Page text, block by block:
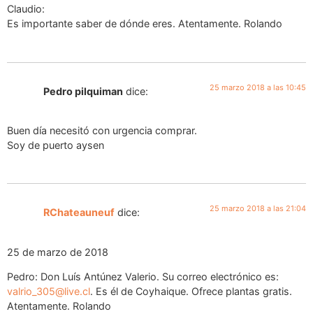
Claudio:
Es importante saber de dónde eres. Atentamente. Rolando
Pedro pilquiman dice: 25 marzo 2018 a las 10:45
Buen día necesitó con urgencia comprar.
Soy de puerto aysen
RChateauneuf dice: 25 marzo 2018 a las 21:04
25 de marzo de 2018
Pedro: Don Luís Antúnez Valerio. Su correo electrónico es:
valrio_305@live.cl. Es él de Coyhaique. Ofrece plantas gratis.
Atentamente. Rolando